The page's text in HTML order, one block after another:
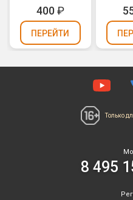
(разноцветное
конфетти,
фольга) 60см
400₽
ПЕРЕЙТИ
Только
8 495